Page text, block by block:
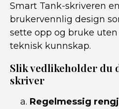
Smart Tank-skriveren
brukervennlig design
sette opp og bruke
teknisk kunnskap.
Slik vedlikeholder du
skriver
Regelmessig